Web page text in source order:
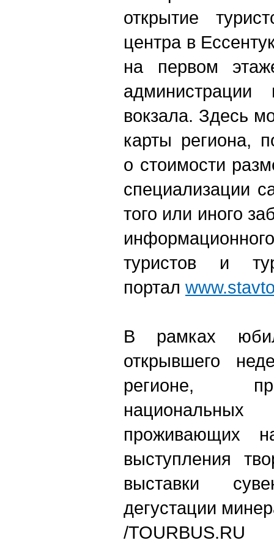
открытие
центра в
на первом
администрации
вокзала. Здесь
карты региона,
о стоимости
специализации
того или иного
туристов и
портал
В рамках
открывшего
регионе,
национальных
проживающих
выступления
выставки
дегустации
/TOURBUS.RU